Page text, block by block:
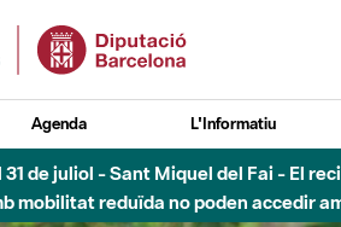
Agenda L'Informatiu
de juliol - Sant Miquel del Fai - El
mobilitat reduïda no poden accedir